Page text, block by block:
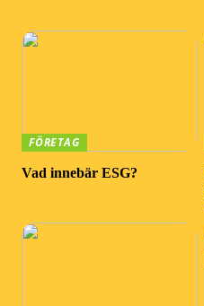
FÖRETAG
Vad innebär ESG?